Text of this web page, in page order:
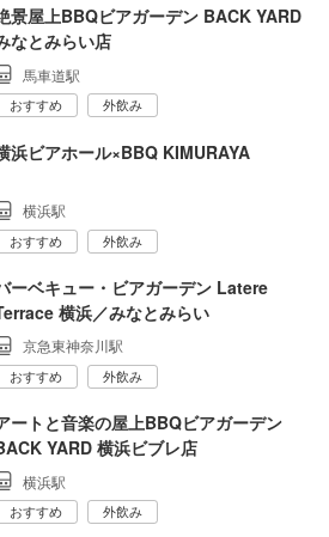
景屋上BBQビアガーデン BACK YARD
なとみらい店
馬車道駅
おすすめ 外飲み
浜ビアホール×BBQ KIMURAYA
横浜駅
おすすめ 外飲み
ーベキュー・ビアガーデン Latere
横浜／みなとみらい
京急東神奈川駅
おすすめ 外飲み
ートと音楽の屋上BBQビアガーデン
YARD 横浜ビブレ店
横浜駅
おすすめ 外飲み